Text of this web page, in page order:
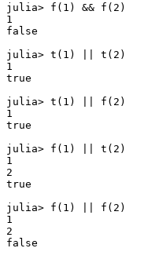
julia> f(1) && f(2)
1
false
julia> t(1) || t(2)
1
true
julia> t(1) || f(2)
1
true
julia> f(1) || t(2)
1
2
true
julia> f(1) || f(2)
1
2